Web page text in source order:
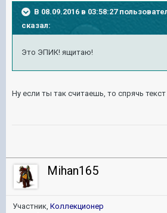
В 08.09.2016 в 03:58:27
сказал:
Это ЭПИК! ящитаю!
Ну если ты так считаешь, то спрячь
Mihan165
Участник, Коллекционер